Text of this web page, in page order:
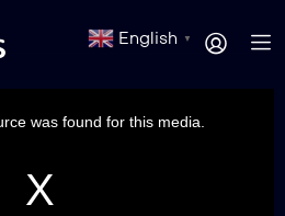
English ▼
was found for this media.